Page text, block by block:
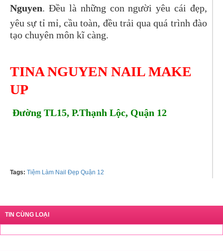
Nguyen. Đều là những con người yêu cái đẹp,
yêu sự tỉ mỉ, cầu toàn, đều trải qua quá trình đào
tạo chuyên môn kĩ càng.
TINA NGUYEN NAIL MAKE
UP
Đường TL15, P.Thạnh Lộc, Quận 12
Tags: Tiệm Làm Nail Đẹp Quận 12
TIN CÙNG LOẠI